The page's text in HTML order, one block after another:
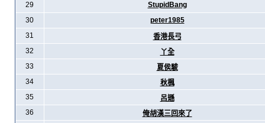
29
StupidBang
30
peter1985
31
香港長弓
32
丫全
33
夏侯駿
34
秋楓
35
呂遜
36
俺胡漢三回來了